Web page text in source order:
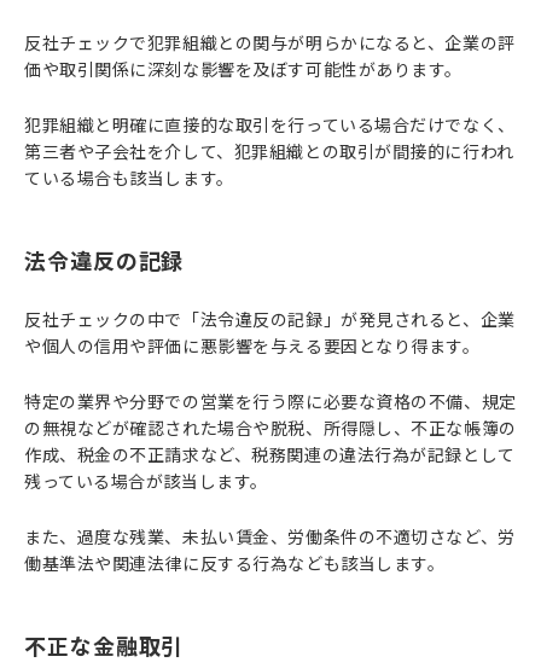
反社チェックで犯罪組織との関与が明らかになると、企業の評
価や取引関係に深刻な影響を及ぼす可能性があります。
犯罪組織と明確に直接的な取引を行っている場合だけでなく、
第三者や子会社を介して、犯罪組織との取引が間接的に行われ
ている場合も該当します。
法令違反の記録
反社チェックの中で「法令違反の記録」が発見されると、企業
や個人の信用や評価に悪影響を与える要因となり得ます。
特定の業界や分野での営業を行う際に必要な資格の不備、規定
の無視などが確認された場合や脱税、所得隠し、不正な帳簿の
作成、税金の不正請求など、税務関連の違法行為が記録として
残っている場合が該当します。
また、過度な残業、未払い賃金、労働条件の不適切さなど、労
働基準法や関連法律に反する行為なども該当します。
不正な金融取引